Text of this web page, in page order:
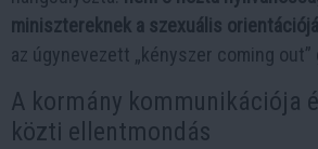
minisztereknek a szexuális
az úgynevezett „kényszer coming out”
A kormány kommunikációja
közti ellentmondás